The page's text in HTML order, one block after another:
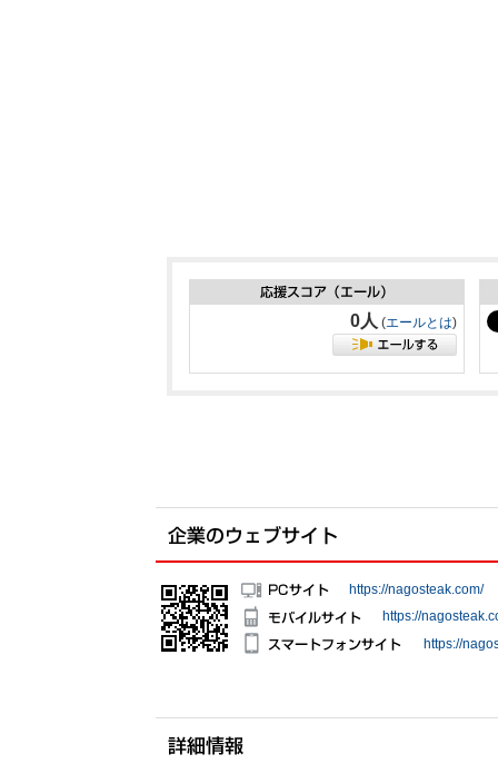
0人 (エールとは)
https://nagosteak.com/
https://
https://